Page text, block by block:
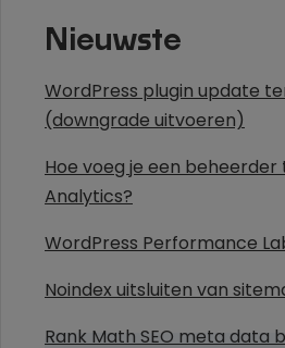
Nieuwste
WordPress plugin update
(downgrade uitvoeren)
Hoe voeg je een beheerder
Analytics?
WordPress Performance
Noindex uitsluiten van
Rank Math SEO meta data